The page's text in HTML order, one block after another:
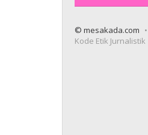
© mesakada.com
Kode Etik Jurnalistik